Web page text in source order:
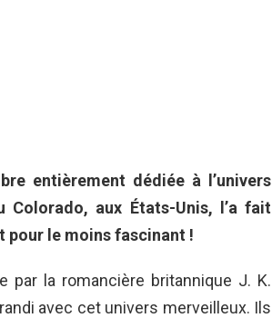
entièrement dédiée à l’univers
aux États-Unis, l’a fait
pour le moins fascinant !
par la romancière britannique J. K.
avec cet univers merveilleux. Ils